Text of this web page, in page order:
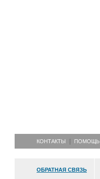
КОНТАКТЫ ПОМОЩЬ
ОБРАТНАЯ СВЯЗЬ